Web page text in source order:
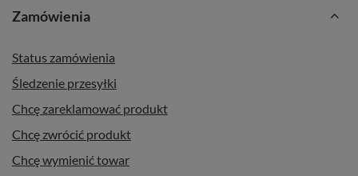
Zamówienia
Status zamówienia
Śledzenie przesyłki
Chcę zareklamować produkt
Chcę zwrócić produkt
Chcę wymienić towar